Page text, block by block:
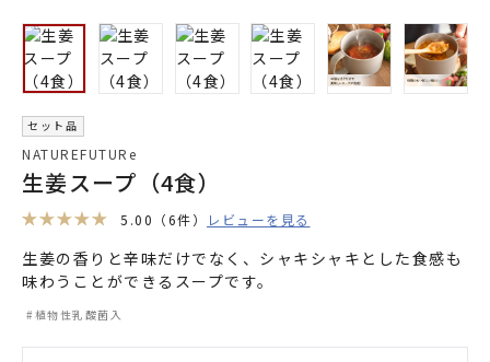
セット品
NATUREFUTURe
生姜スープ（4食）
5.00 （6件） レビューを見る
生姜の香りと辛味だけでなく、シャキシャキとした食感も
味わうことができるスープです。
植物性乳酸菌入